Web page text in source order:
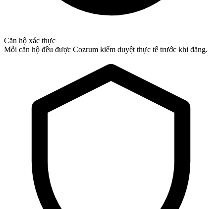
Căn hộ xác thực
Mỗi căn hộ đều được Cozrum kiểm duyệt thực tế trước khi đăng.